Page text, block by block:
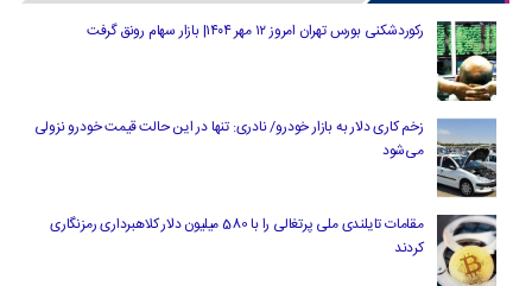
رکوردشکنی بورس تهران امروز ۱۲ مهر ۱۴۰۴| بازار سهام رونق گرفت
زخم کاری دلار به بازار خودرو/ نادری: تنها در این حالت قیمت خودرو نزولی
می‌شود
مقامات تایلندی ملی پرتغالی را با 580 میلیون دلار کلاهبرداری رمزنگاری
کردند